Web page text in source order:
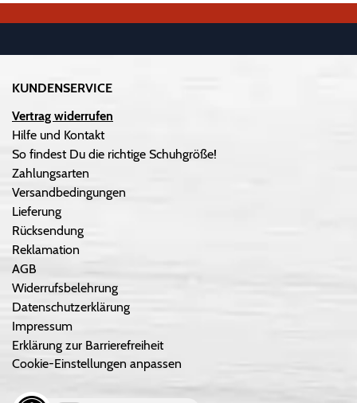
KUNDENSERVICE
Vertrag widerrufen
Hilfe und Kontakt
So findest Du die richtige Schuhgröße!
Zahlungsarten
Versandbedingungen
Lieferung
Rücksendung
Reklamation
AGB
Widerrufsbelehrung
Datenschutzerklärung
Impressum
Erklärung zur Barrierefreiheit
Cookie-Einstellungen anpassen